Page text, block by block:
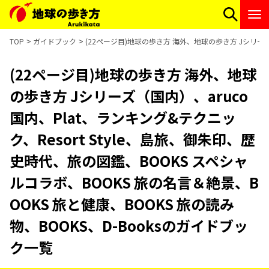
TOP ガイドブック (22ページ目)地球の歩き方 海外、地球の歩き方 Jシリ
(22ページ目)地球の歩き方 海外、地球
の歩き方 Jシリーズ（国内）、aruco
国内、Plat、ランキング&テクニッ
ク、Resort Style、島旅、御朱印、歴
史時代、旅の図鑑、BOOKS スペシャ
ルコラボ、BOOKS 旅の名言＆絶景、B
OOKS 旅と健康、BOOKS 旅の読み
物、BOOKS、D-Booksのガイドブッ
ク一覧